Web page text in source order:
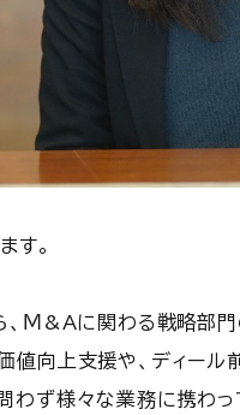
す。
&Aに関わる戦略部門
値向上支援や、ディー
わず様々な業務に携わっ